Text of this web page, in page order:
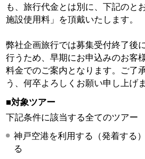
も、旅行代金とは別に、下記のと
施設使用料」を頂戴いたします。
弊社企画旅行では募集受付終了後
行うため、早期にお申込みのお客
料金でのご案内となります。ご了
う、何卒よろしくお願い申し上げま
■対象ツアー
下記条件に該当する全てのツアー
神戸空港を利用する（発着する
る